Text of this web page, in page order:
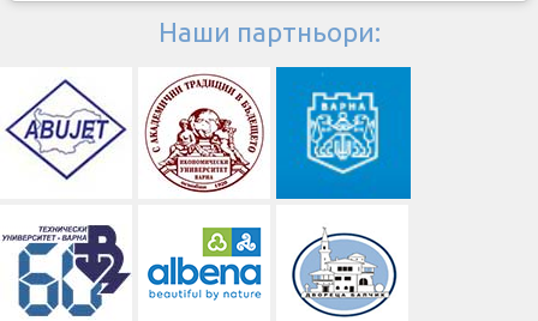
Наши партньори: